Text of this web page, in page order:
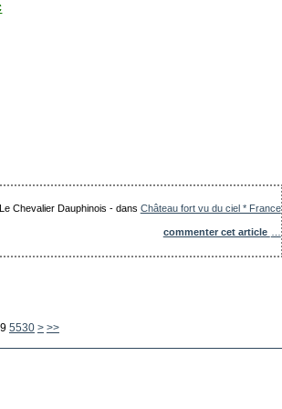
Chevalier Dauphinois -dans Château fort vu du ciel * France
commenter cet article
5530 5540
5550
5560
5570
5580
5590
5600
> >>